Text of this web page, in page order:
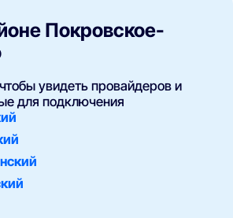
Покровское-
увидеть провайдеров и
для подключения